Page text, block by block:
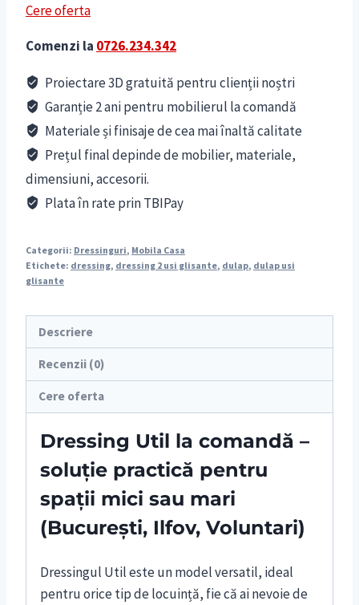
Cere oferta
Comenzi la 0726.234.342
Proiectare 3D gratuită pentru clienții noștri
Garanție 2 ani pentru mobilierul la comandă
Materiale și finisaje de cea mai înaltă calitate
Prețul final depinde de mobilier, materiale,
dimensiuni, accesorii.
Plata în rate prin TBIPay
Categorii: Dressinguri, Mobila Casa
Etichete: dressing, dressing 2 usi glisante, dulap, dulap usi
glisante
Descriere
Recenzii (0)
Cere oferta
Dressing Util la comandă –
soluție practică pentru
spații mici sau mari
(București, Ilfov, Voluntari)
Dressingul Util este un model versatil, ideal
pentru orice tip de locuință, fie că ai nevoie de